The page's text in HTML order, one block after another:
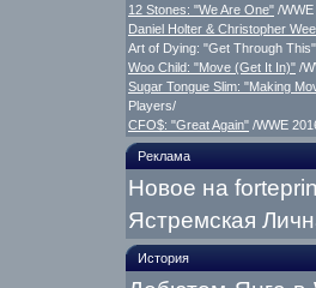
12 Stones: "We Are One" /
Daniel Holter & Christopher
Art of Dying: "Get Through
Woo Child: "Move (Get It In)" /
Sugar Tongue Slim: "Making
Players/
CFO$: "Great Again" /WWE
Реклама
Новое на
Ястремская
История